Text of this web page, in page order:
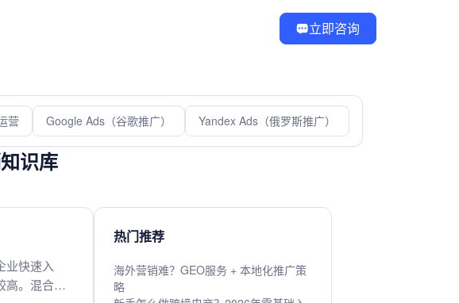
立即咨询
营 Google Ads（谷歌推广） Yandex Ads（俄罗斯推广）
识库
业快速入
高。混合模
热门推荐
海外营销难？GEO服务 + 本地化推广策
略